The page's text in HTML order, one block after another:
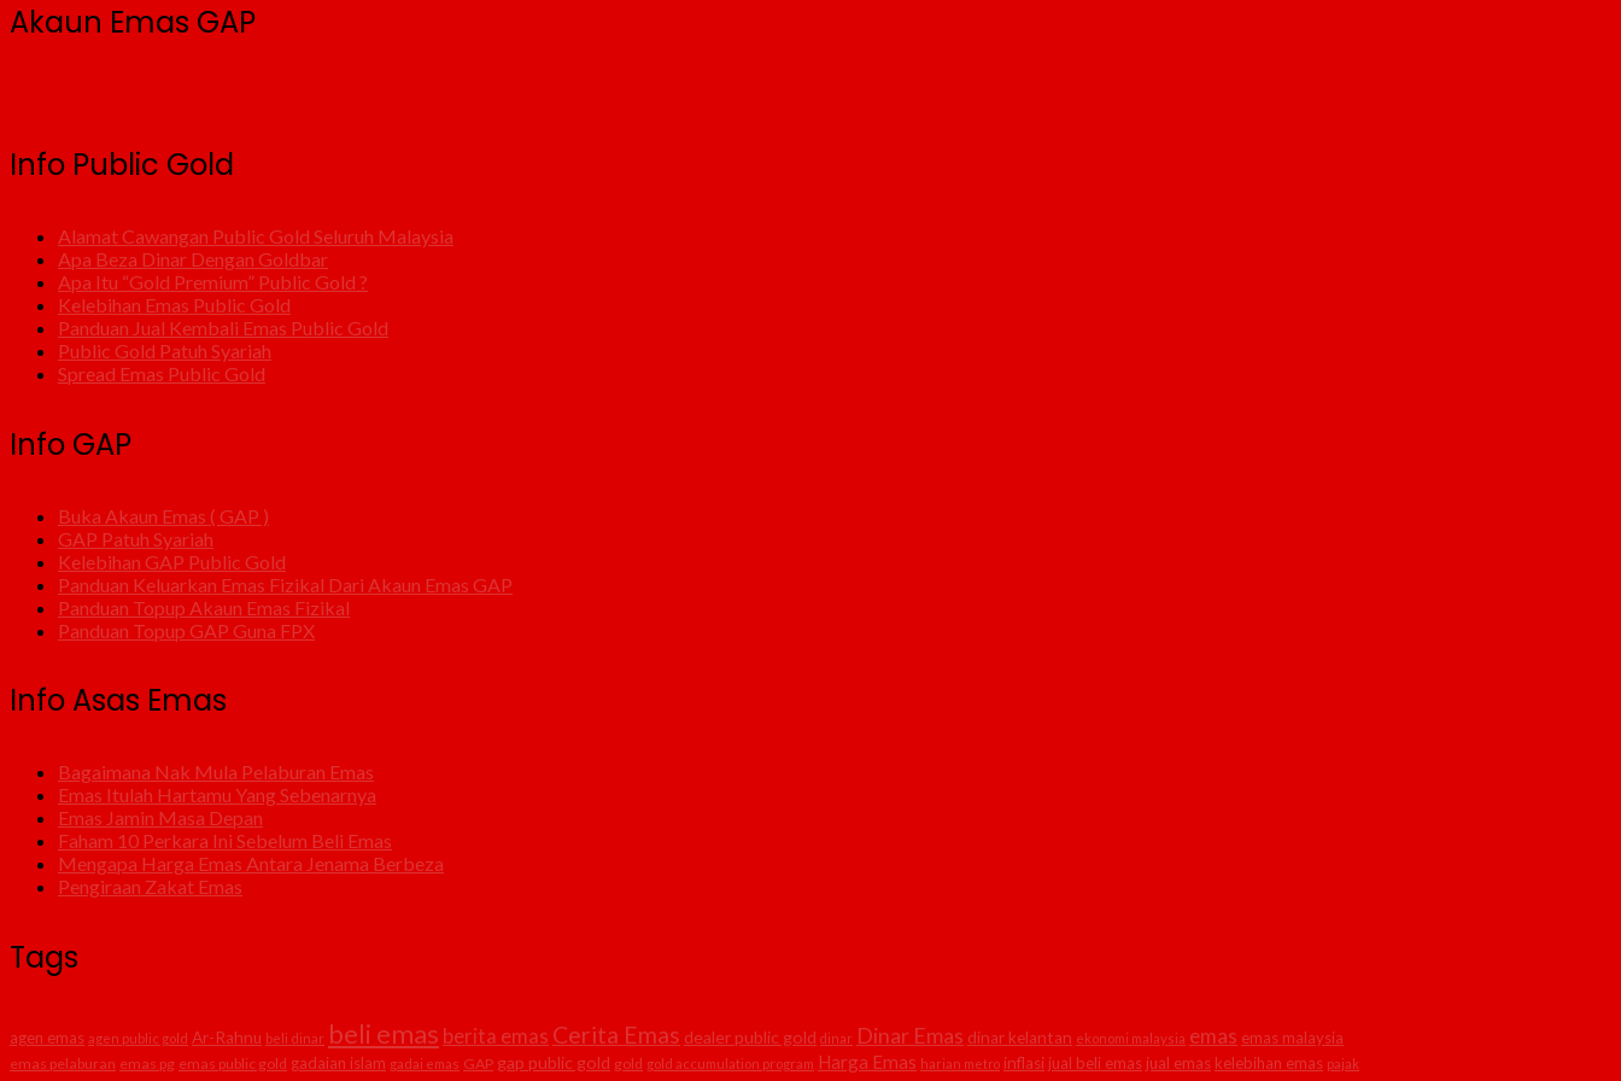
Akaun Emas GAP
Info Public Gold
Alamat Cawangan Public Gold Seluruh Malaysia
Apa Beza Dinar Dengan Goldbar
Apa Itu “Gold Premium” Public Gold ?
Kelebihan Emas Public Gold
Panduan Jual Kembali Emas Public Gold
Public Gold Patuh Syariah
Spread Emas Public Gold
Info GAP
Buka Akaun Emas ( GAP )
GAP Patuh Syariah
Kelebihan GAP Public Gold
Panduan Keluarkan Emas Fizikal Dari Akaun Emas GAP
Panduan Topup Akaun Emas Fizikal
Panduan Topup GAP Guna FPX
Info Asas Emas
Bagaimana Nak Mula Pelaburan Emas
Emas Itulah Hartamu Yang Sebenarnya
Emas Jamin Masa Depan
Faham 10 Perkara Ini Sebelum Beli Emas
Mengapa Harga Emas Antara Jenama Berbeza
Pengiraan Zakat Emas
Tags
agen emas agen public gold Ar-Rahnu beli dinar beli emas berita emas Cerita Emas dealer public gold dinar Dinar Emas dinar kelantan ekonomi malaysia emas emas malaysia
emas pelaburan emas pg emas public gold gadaian islam gadai emas GAP gap public gold gold gold accumulation program Harga Emas harian metro inflasi jual beli emas jual emas kelebihan emas pajak